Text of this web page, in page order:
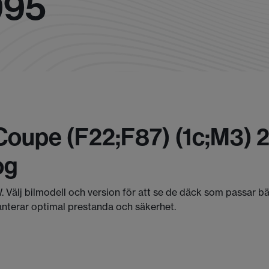
(f22;f87) (1c;m3)
bilmodell och version för att se de däck som passar
optimal prestanda och säkerhet.